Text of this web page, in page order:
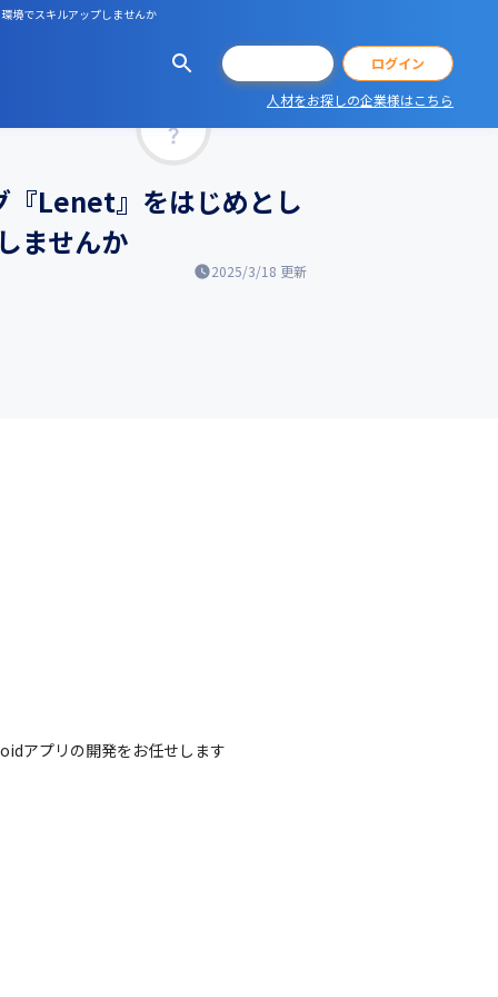
境でスキルアップしませんか
ログイン
人材をお探しの企業様はこちら
Lenet』をはじめとし
ませんか
2025/3/18 更新
アプリの開発をお任せします